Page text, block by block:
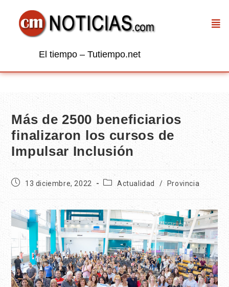
El tiempo – Tutiempo.net
Más de 2500 beneficiarios
finalizaron los cursos de
Impulsar Inclusión
13 diciembre, 2022 Actualidad / Provincia